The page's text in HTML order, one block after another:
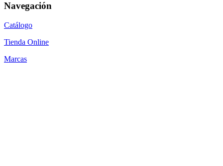
Navegación
Catálogo
Tienda Online
Marcas